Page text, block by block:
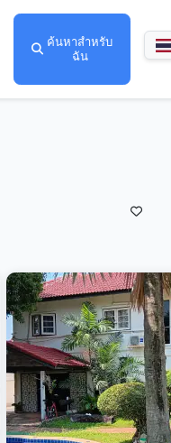
ค้นหาสำหรับ
ฉัน